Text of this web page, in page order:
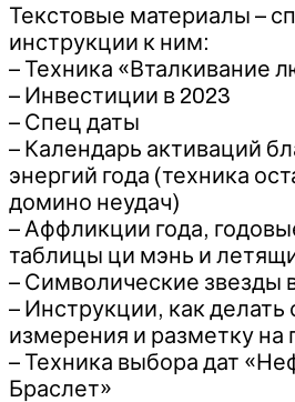
Текстовые материалы –
инструкции к ним:
– Техника «Вталкивание
– Инвестиции в 2023
– Спец даты
– Календарь активаций
энергий года (техника
домино неудач)
– Аффликции года,
таблицы ци мэнь и
– Символические звезды
– Инструкции, как делать
измерения и разметку на
– Техника выбора дат
Браслет»